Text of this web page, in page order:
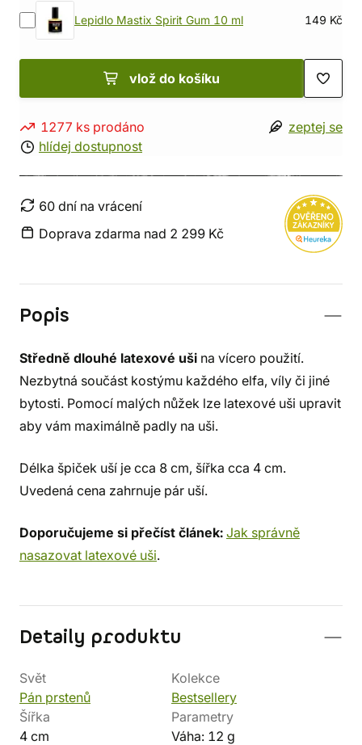
Lepidlo Mastix Spirit Gum 10 ml 149 Kč
vlož do košíku
1277 ks prodáno
hlídej dostupnost
zeptej se
60 dní na vrácení
Doprava zdarma nad 2 299 Kč
Popis
Středně dlouhé latexové uši na vícero použití.
Nezbytná součást kostýmu každého elfa, víly či jiné
bytosti. Pomocí malých nůžek lze latexové uši upravit
aby vám maximálně padly na uši.
Délka špiček uší je cca 8 cm, šířka cca 4 cm.
Uvedená cena zahrnuje pár uší.
Doporučujeme si přečíst článek: Jak správně
nasazovat latexové uši.
Detaily produktu
Svět
Pán prstenů
Kolekce
Bestsellery
Šířka
4 cm
Parametry
Váha: 12 g